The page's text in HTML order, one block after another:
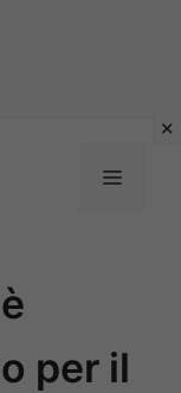
Menu
per il